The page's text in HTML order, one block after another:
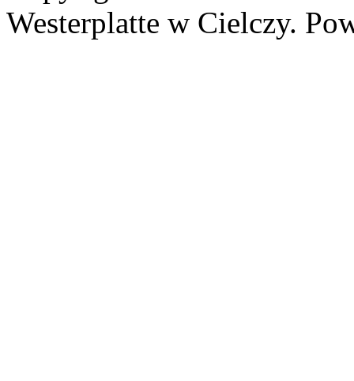
Westerplatte w Cielczy.